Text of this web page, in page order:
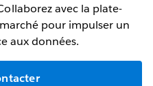
avec la plate-
pour impulser un
aux données.